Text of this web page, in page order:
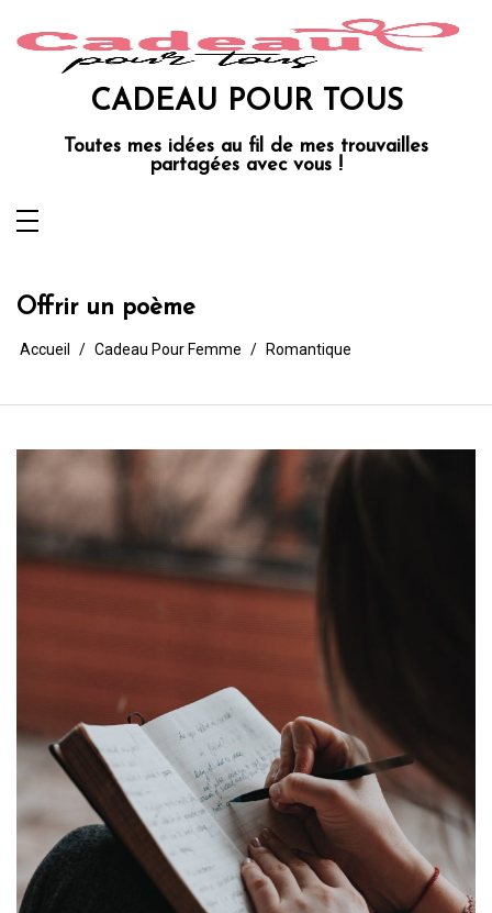
contenu
CADEAU POUR TOUS
Toutes mes idées au fil de mes trouvailles
partagées avec vous !
Offrir un poème
Accueil Cadeau Pour Femme Romantique